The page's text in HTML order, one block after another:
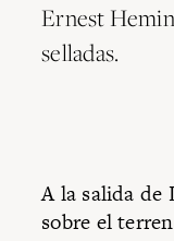
Ernest
selladas.
A la salida de
sobre el